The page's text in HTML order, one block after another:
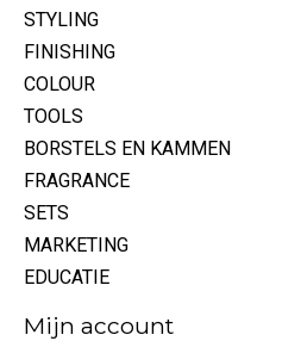
STYLING
FINISHING
COLOUR
TOOLS
BORSTELS EN KAMMEN
FRAGRANCE
SETS
MARKETING
EDUCATIE
Mijn account